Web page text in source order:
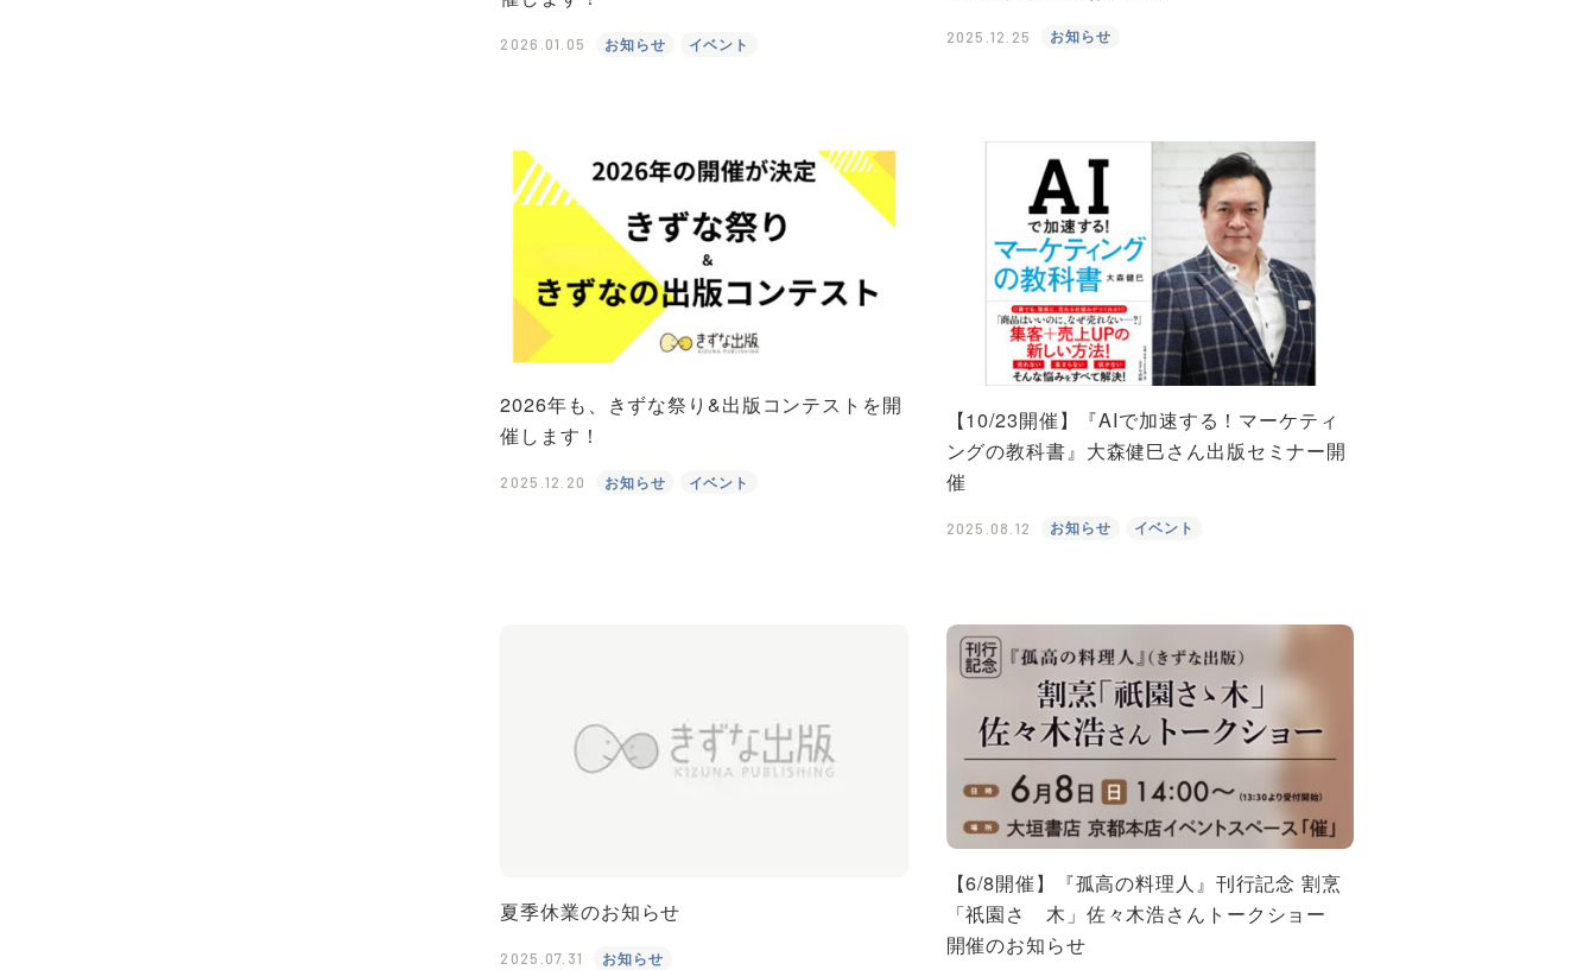
2026.01.05 お知らせ イベント 2025.12.25 お知らせ
2026年も、きずな祭り&出版コンテストを開
催します！
2025.12.20 お知らせ イベント
【10/23開催】『AIで加速する！マーケティ
ングの教科書』大森健巳さん出版セミナー開
催
2025.08.12 お知らせ イベント
夏季休業のお知らせ
2025.07.31 お知らせ
【6/8開催】『孤高の料理人』刊行記念 割烹
「祇園さゝ木」佐々木浩さんトークショー
開催のお知らせ